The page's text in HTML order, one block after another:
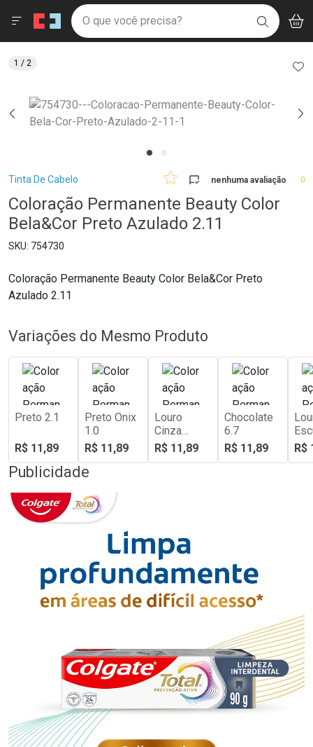
Drogaria São Paulo
Ir direto para a home
pela página
Ir direto para o conteúdo
Ir direto para a busca
Ir direto para a conta
Ir direto para a notificações
Ir direto para o carrinho
Ir direto para o menu
Faça a sua busca
O que você precisa? BUSCAR
Menu
Breadcrumb
Tinta De Cabelo nenhuma avaliação 0
Coloração Permanente Beauty Color
Bela&Cor Preto Azulado 2.11
754730
Coloração Permanente Beauty Color Bela&Cor Preto
Azulado 2.11
1 / 2
Variações do Mesmo Produto
Preto 2.1
R$ 11,89
Preto Onix
1.0
R$ 11,89
Louro
Cinza
Médio 7.1
R$ 11,89
Chocolate
6.7
R$ 11,89
R$
Publicidade